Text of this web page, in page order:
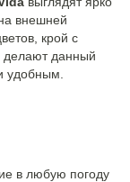
внешней
крой с
данный
удобным.
в любую погоду